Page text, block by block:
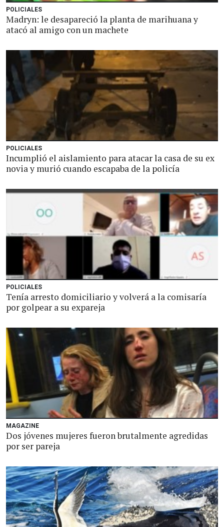
POLICIALES
Madryn: le desapareció la planta de marihuana y
atacó al amigo con un machete
POLICIALES
Incumplió el aislamiento para atacar la casa de su ex
novia y murió cuando escapaba de la policía
POLICIALES
Tenía arresto domiciliario y volverá a la comisaría
por golpear a su expareja
MAGAZINE
Dos jóvenes mujeres fueron brutalmente agredidas
por ser pareja